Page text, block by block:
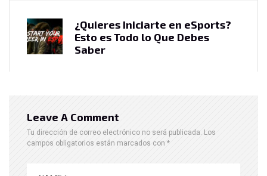
¿Quieres Iniciarte en eSports?
Esto es Todo lo Que Debes
Saber
Leave A Comment
Tu dirección de correo electrónico no será publicada. Los
campos obligatorios están marcados con *